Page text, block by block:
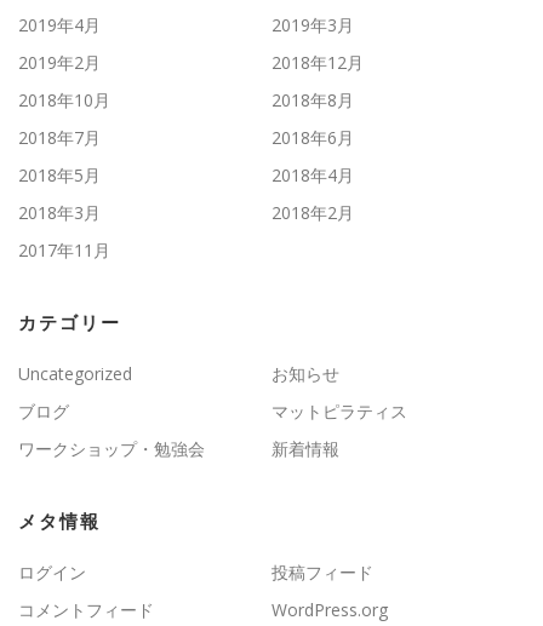
2019年4月
2019年3月
2019年2月
2018年12月
2018年10月
2018年8月
2018年7月
2018年6月
2018年5月
2018年4月
2018年3月
2018年2月
2017年11月
カテゴリー
Uncategorized
お知らせ
ブログ
マットピラティス
ワークショップ・勉強会
新着情報
メタ情報
ログイン
投稿フィード
コメントフィード
WordPress.org